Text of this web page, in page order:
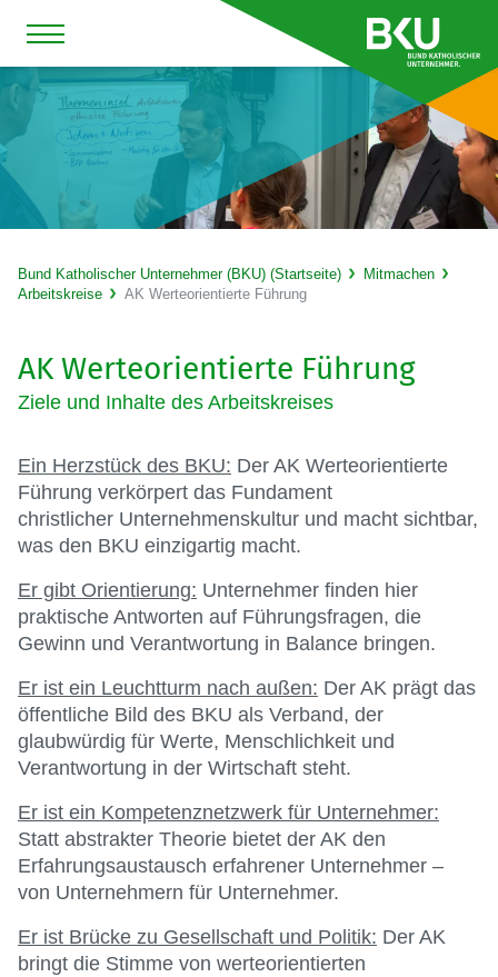
Bund Katholischer Unternehmer (BKU) (Startseite)
Mitmachen
Arbeitskreise
AK Werteorientierte Führung
AK Werteorientierte Führung
Ziele und Inhalte des Arbeitskreises
Ein Herzstück des BKU: Der AK Werteorientierte
Führung verkörpert das Fundament
christlicher Unternehmenskultur und macht sichtbar,
was den BKU einzigartig macht.
Er gibt Orientierung: Unternehmer finden hier
praktische Antworten auf Führungsfragen, die
Gewinn und Verantwortung in Balance bringen.
Er ist ein Leuchtturm nach außen: Der AK prägt das
öffentliche Bild des BKU als Verband, der
glaubwürdig für Werte, Menschlichkeit und
Verantwortung in der Wirtschaft steht.
Er ist ein Kompetenznetzwerk für Unternehmer:
Statt abstrakter Theorie bietet der AK den
Erfahrungsaustausch erfahrener Unternehmer –
von Unternehmern für Unternehmer.
Er ist Brücke zu Gesellschaft und Politik: Der AK
bringt die Stimme von werteorientierten